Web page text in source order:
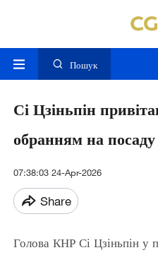
Пошук
Сі Цзіньпін
обранням на
07:38:03 24-Apr-2026
Share
Голова КНР Сі Цзіньпін у